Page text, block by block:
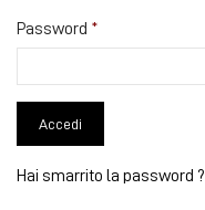
Password
Hai smarrito la password ?